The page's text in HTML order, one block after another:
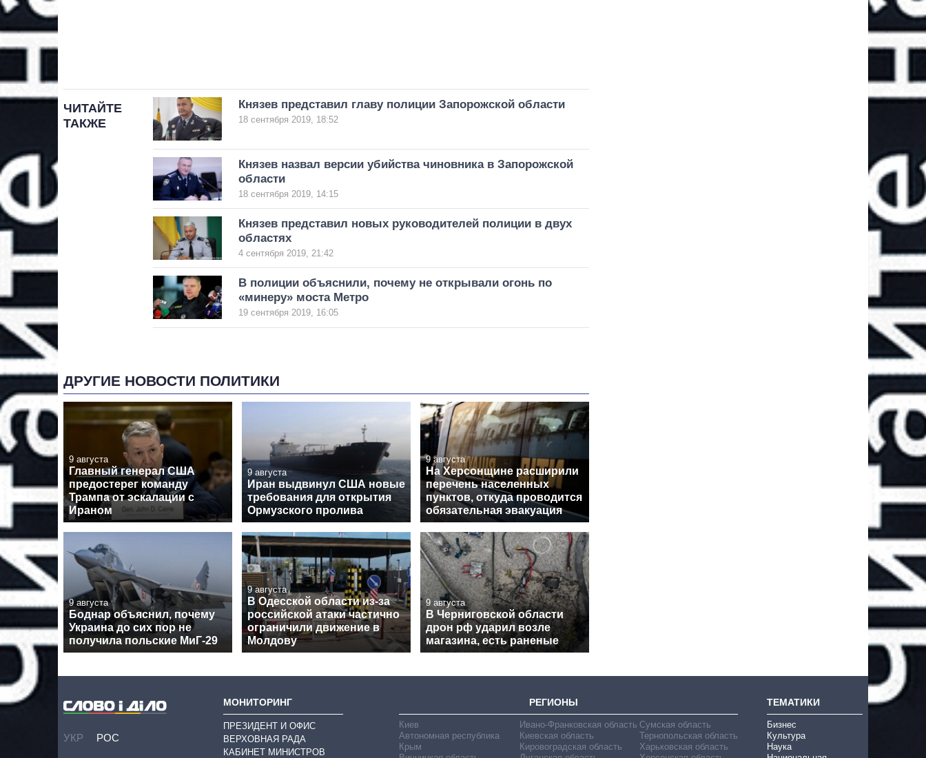
ЧИТАЙТЕ
ТАКЖЕ
Князев представил главу полиции Запорожской области
18 сентября 2019, 18:52
Князев назвал версии убийства чиновника в Запорожской
области
18 сентября 2019, 14:15
Князев представил новых руководителей полиции в двух
областях
4 сентября 2019, 21:42
В полиции объяснили, почему не открывали огонь по
«минеру» моста Метро
19 сентября 2019, 16:05
ДРУГИЕ НОВОСТИ ПОЛИТИКИ
9 августа
Главный генерал США
предостерег команду
Трампа от эскалации с
Ираном
9 августа
Иран выдвинул США новые
требования для открытия
Ормузского пролива
9 августа
На Херсонщине расширили
перечень населенных
пунктов, откуда проводится
обязательная эвакуация
9 августа
Боднар объяснил, почему
Украина до сих пор не
получила польские МиГ-29
9 августа
В Одесской области из-за
российской атаки частично
ограничили движение в
Молдову
9 августа
В Черниговской области
дрон рф ударил возле
магазина, есть раненые
УКР РОС
МОНИТОРИНГ
ПРЕЗИДЕНТ И ОФИС
ВЕРХОВНАЯ РАДА
КАБИНЕТ МИНИСТРОВ
РЕГИОНЫ
Киев
Автономная республика
Крым
Ивано-Франковская область
Киевская область
Кировоградская область
Сумская область
Тернопольская область
Харьковская область
ТЕМАТИКИ
Бизнес
Культура
Наука